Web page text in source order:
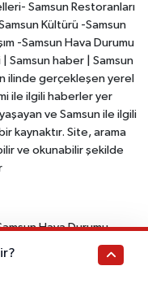
Samsun Restoranları
Kültürü -Samsun
-Samsun Hava Durumu
Samsun haber | Samsun
ilinde gerçekleşen yerel
ile ilgili haberler yer
ve Samsun ile ilgili
kaynaktır. Site, arama
ve okunabilir şekilde
Hava Durumu
Durumu ve Fikstür